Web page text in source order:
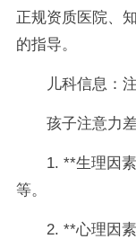
正规资质医院、
的指导。
儿科信息：
孩子注意力
1. **生理因
等。
2. **心理因